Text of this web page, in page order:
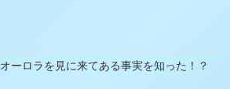
オーロラを見に来てある事実を知った！？